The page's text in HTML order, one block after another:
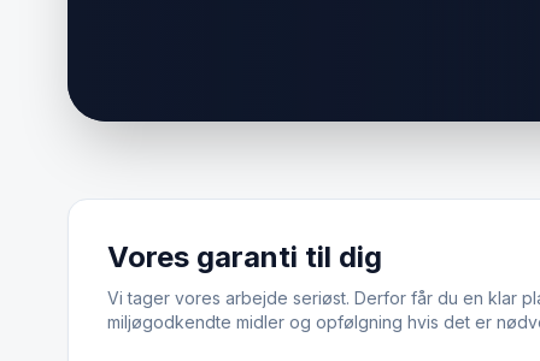
Vores garanti til dig
Vi tager vores arbejde seriøst. Derfor får du en klar
miljøgodkendte midler og opfølgning hvis det er